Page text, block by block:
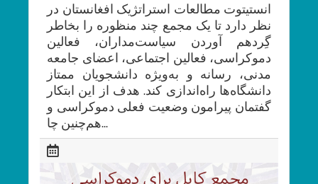
انستیتوت مطالعات استراتژیک افغانستان در
نظر دارد تا یک مجمع چند منظوره را بخاطر
گِردهم آوردن سیاست‌مداران، فعالین
دموکراسی، فعالین اجتماعی، اعضای جامعه
مدنی، رسانه و به‌ویژه دانشجویان ممتاز
دانشگاه‌ها راه‌اندازی کند. هدف از این ابتکار
گفتمان پیرامون وضعیت فعلی دموکراسی و
هم‌چنین چا...